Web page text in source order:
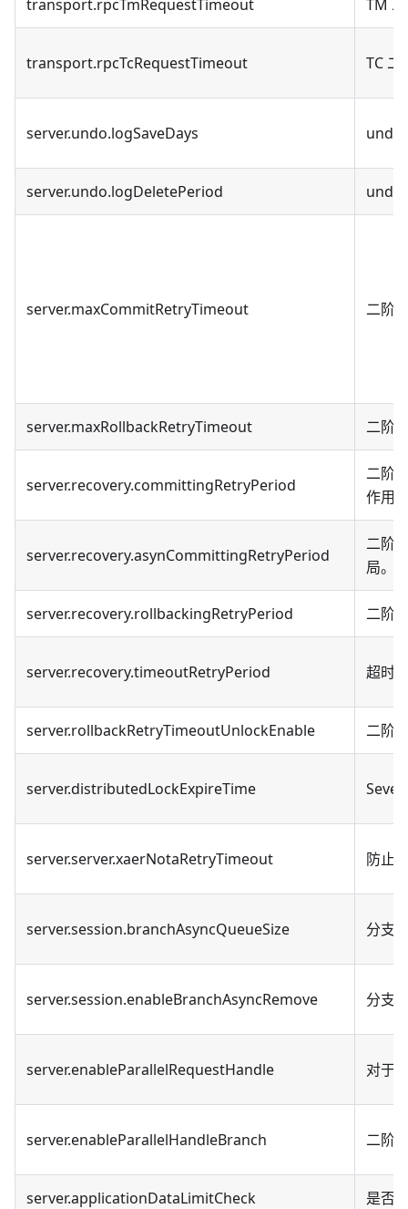
transport.rpcTmRequestTimeout TM
transport.rpcTcRequestTimeout TC 二
server.undo.logSaveDays undo
server.undo.logDeletePeriod undo
server.maxCommitRetryTimeout 二阶
server.maxRollbackRetryTimeout 二阶
server.recovery.committingRetryPeriod
二阶
作用
server.recovery.asynCommittingRetryPeriod
二阶
局。
server.recovery.rollbackingRetryPeriod 二阶
server.recovery.timeoutRetryPeriod 超时
server.rollbackRetryTimeoutUnlockEnable 二阶
server.distributedLockExpireTime
server.server.xaerNotaRetryTimeout 防止
server.session.branchAsyncQueueSize 分支
server.session.enableBranchAsyncRemove 分支
server.enableParallelRequestHandle 对于
server.enableParallelHandleBranch 二阶
server.applicationDataLimitCheck 是否